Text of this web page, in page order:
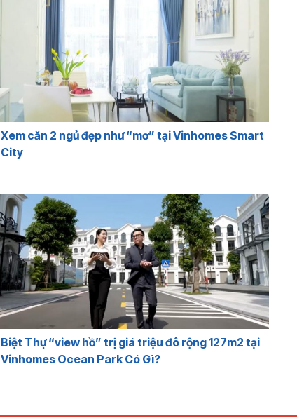
Xem căn 2 ngủ đẹp như “mơ” tại Vinhomes Smart
City
Biệt Thự “view hồ” trị giá triệu đô rộng 127m2 tại
Vinhomes Ocean Park Có Gì?